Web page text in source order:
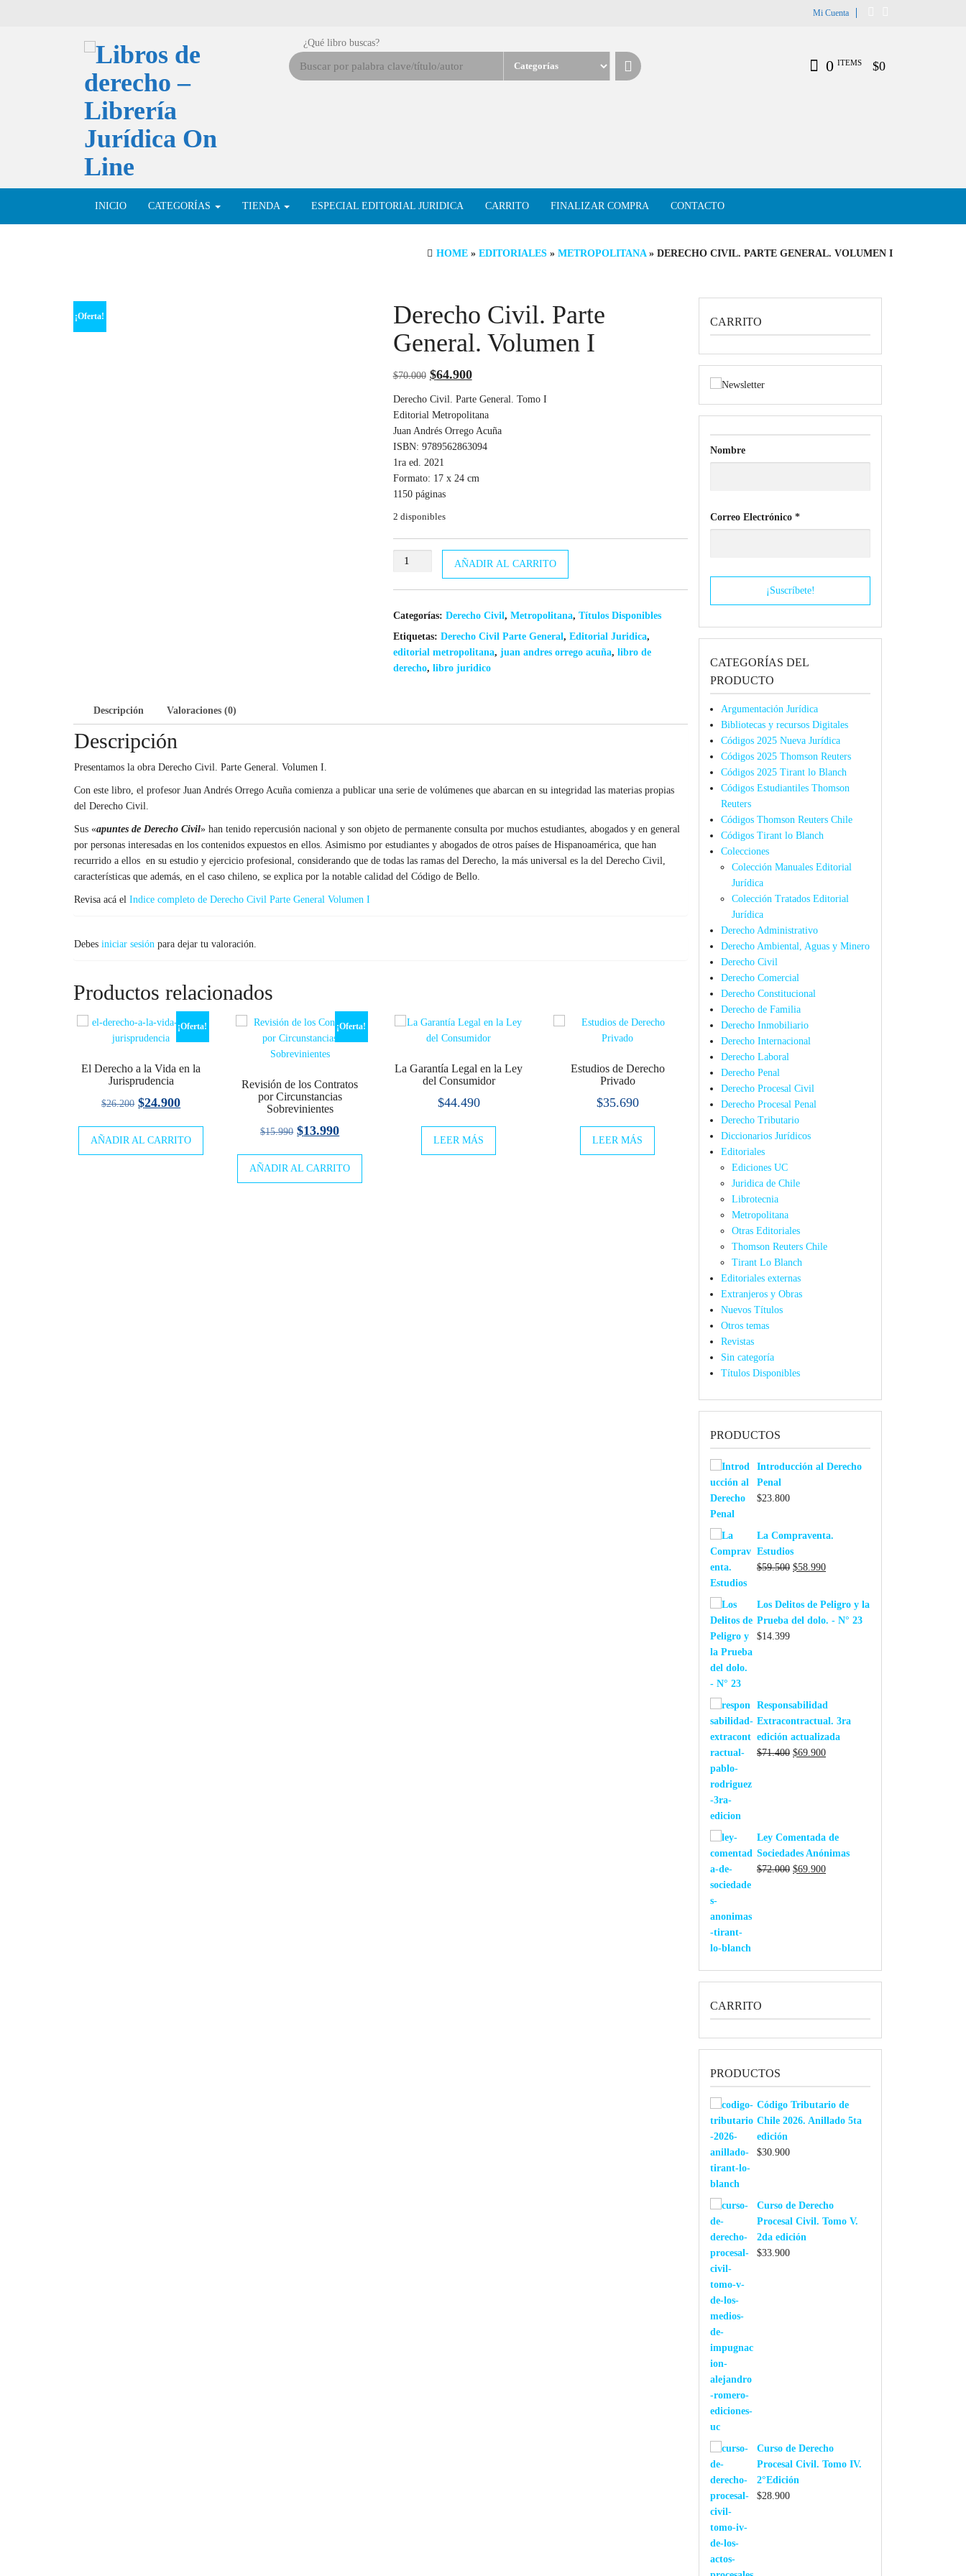
Mi Cuenta
¿Qué libro buscas?
0 ITEMS $0
INICIO CATEGORÍAS TIENDA ESPECIAL EDITORIAL JURIDICA CARRITO FINALIZAR COMPRA CONTACTO
HOME » EDITORIALES » METROPOLITANA» DERECHO CIVIL. PARTE GENERAL. VOLUMEN I
¡Oferta!
Derecho Civil. Parte
General. Volumen I
$70.000 El
precio
original
era:
$70.000.
$64.900El
precio
actual
es:
$64.900.
Derecho Civil. Parte General. Tomo I
Editorial Metropolitana
Juan Andrés Orrego Acuña
ISBN: 9789562863094
1ra ed. 2021
Formato: 17 x 24 cm
1150 páginas
2 disponibles
Derecho
Parte
Volumen
I
cantidad
AÑADIR AL CARRITO
Categorías: Derecho Civil, Metropolitana, Títulos Disponibles
Etiquetas: Derecho Civil Parte General, Editorial Juridica,
editorial metropolitana, juan andres orrego acuña, libro de
derecho, libro juridico
Descripción Valoraciones (0)
Descripción
Presentamos la obra Derecho Civil. Parte General. Volumen I.
Con este libro, el profesor Juan Andrés Orrego Acuña comienza a publicar una serie de volúmenes que abarcan en su integridad las materias propias
del Derecho Civil.
Sus «apuntes de Derecho Civil» han tenido repercusión nacional y son objeto de permanente consulta por muchos estudiantes, abogados y en general
por personas interesadas en los contenidos expuestos en ellos. Asimismo por estudiantes y abogados de otros países de Hispanoamérica, que han
recurrido a ellos en su estudio y ejercicio profesional, considerando que de todas las ramas del Derecho, la más universal es la del Derecho Civil,
características que además, en el caso chileno, se explica por la notable calidad del Código de Bello.
Revisa acá el Indice completo de Derecho Civil Parte General Volumen I
Debes iniciar sesión para dejar tu valoración.
Productos relacionados
¡Oferta!
El Derecho a la Vida en la
Jurisprudencia
$26.200 El
original
$24.900El
actual
AÑADIR AL CARRITO
¡Oferta!
Revisión de los Contratos
por Circunstancias
Sobrevinientes
$15.990 El
original
$13.990El
actual
AÑADIR AL CARRITO
La Garantía Legal en la Ley
del Consumidor
$44.490
LEER MÁS
Estudios de Derecho
Privado
$35.690
LEER MÁS
CARRITO
Nombre
Correo Electrónico *
CATEGORÍAS DEL
PRODUCTO
Argumentación Jurídica
Bibliotecas y recursos Digitales
Códigos 2025 Nueva Jurídica
Códigos 2025 Thomson Reuters
Códigos 2025 Tirant lo Blanch
Códigos Estudiantiles Thomson
Reuters
Códigos Thomson Reuters Chile
Códigos Tirant lo Blanch
Colecciones
Colección Manuales Editorial
Jurídica
Colección Tratados Editorial
Jurídica
Derecho Administrativo
Derecho Ambiental, Aguas y Minero
Derecho Civil
Derecho Comercial
Derecho Constitucional
Derecho de Familia
Derecho Inmobiliario
Derecho Internacional
Derecho Laboral
Derecho Penal
Derecho Procesal Civil
Derecho Procesal Penal
Derecho Tributario
Diccionarios Jurídicos
Editoriales
Ediciones UC
Juridica de Chile
Librotecnia
Metropolitana
Otras Editoriales
Thomson Reuters Chile
Tirant Lo Blanch
Editoriales externas
Extranjeros y Obras
Nuevos Títulos
Otros temas
Revistas
Sin categoría
Títulos Disponibles
PRODUCTOS
Introducción al Derecho
Penal
$23.800
La Compraventa.
Estudios
$59.500 El
$58.990El
Los Delitos de Peligro y la
Prueba del dolo. - N° 23
$14.399
Responsabilidad
Extracontractual. 3ra
edición actualizada
$71.400 El
$69.900El
Ley Comentada de
Sociedades Anónimas
$72.000 El
$69.900El
CARRITO
PRODUCTOS
Código Tributario de
Chile 2026. Anillado 5ta
edición
$30.900
Curso de Derecho
Procesal Civil. Tomo V.
2da edición
$33.900
Curso de Derecho
Procesal Civil. Tomo IV.
2°Edición
$28.900